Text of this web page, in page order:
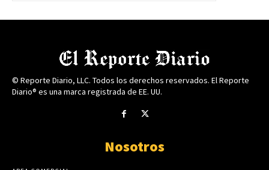
© Reporte Diario, LLC. Todos los derechos reservados. El Reporte
Diario® es una marca registrada de EE. UU.
Nosotros